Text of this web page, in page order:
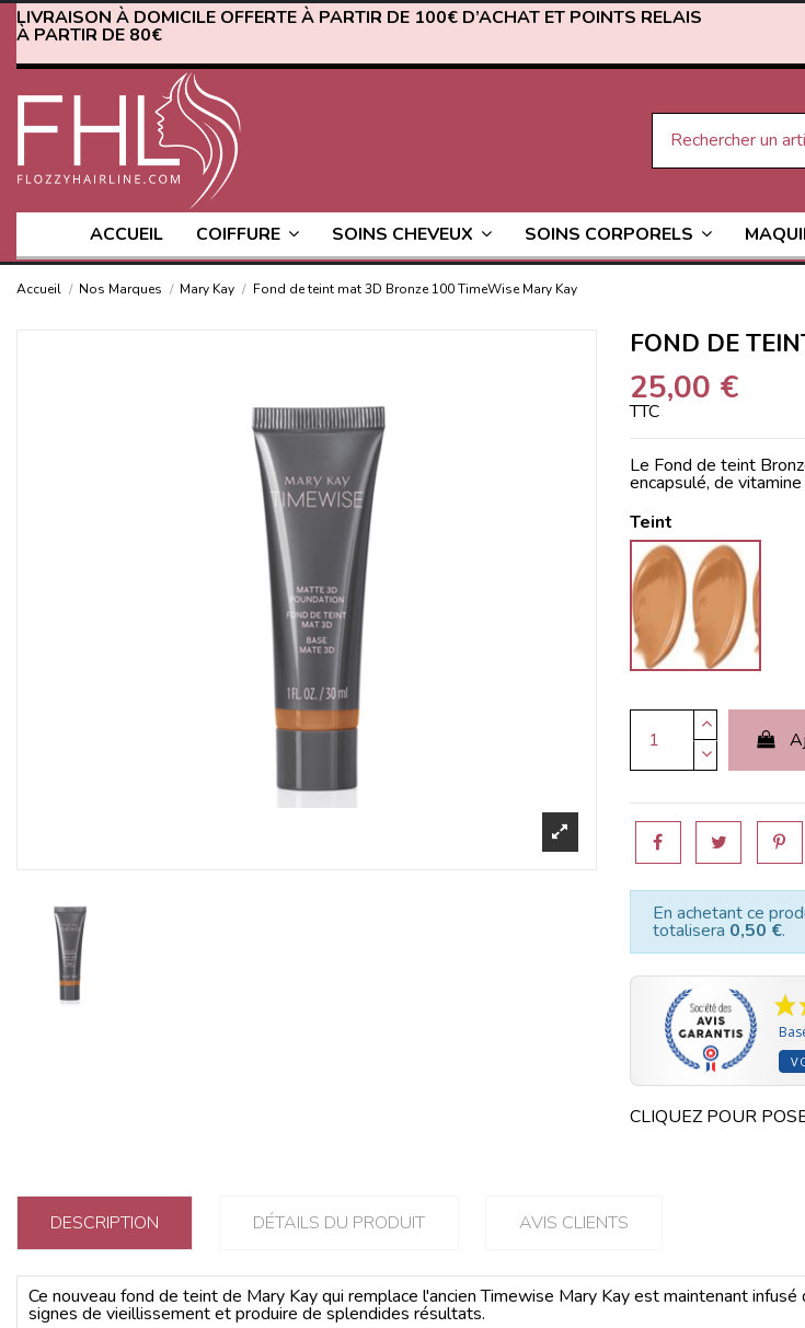
LIVRAISON À DOMICILE OFFERTE À PARTIR DE 100€ D’ACHAT ET POINTS RELAIS
À PARTIR DE 80€
ACCUEIL COIFFURE SOINS CHEVEUX SOINS CORPORELS
Accueil Nos Marques Mary Kay Fond de teint mat 3D Bronze 100 TimeWise Mary Kay
FOND DE
25,00 €
TTC
Le Fond de teint
encapsulé, de
Teint
Bronze 100
En achetant ce
totalisera 0,50 €.
CLIQUEZ POUR
DESCRIPTION DÉTAILS DU PRODUIT AVIS CLIENTS
Ce nouveau fond de teint de Mary Kay qui remplace l'ancien Timewise Mary Kay est maintenant
signes de vieillissement et produire de splendides résultats.